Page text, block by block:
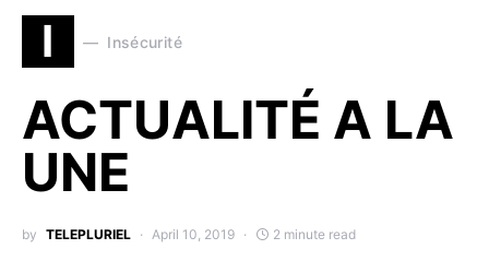
I Insécurité
ACTUALITÉ A LA
UNE
by TELEPLURIEL April 10, 2019 2 minute read